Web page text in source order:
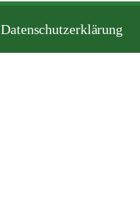
Datenschutzerklärung